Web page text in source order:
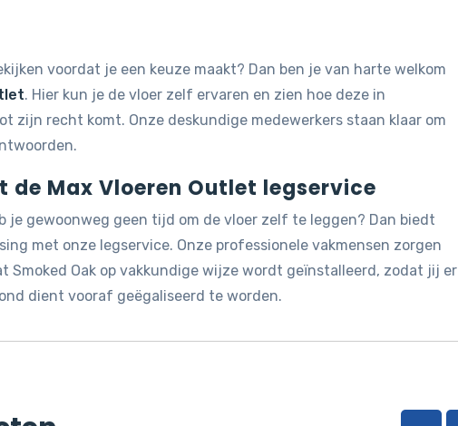
voordat je een keuze maakt? Dan ben je van harte welkom
. Hier kun je de vloer zelf ervaren en zien hoe deze in
zijn recht komt. Onze deskundige medewerkers staan klaar om
de Max Vloeren Outlet legservice
je gewoonweg geen tijd om de vloer zelf te leggen? Dan biedt
met onze legservice. Onze professionele vakmensen zorgen
Smoked Oak op vakkundige wijze wordt geïnstalleerd, zodat jij er
dient vooraf geëgaliseerd te worden.